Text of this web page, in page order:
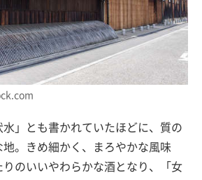
」とも書かれていたほどに、質の
。きめ細かく、まろやかな風味
りのいいやわらかな酒となり、「女